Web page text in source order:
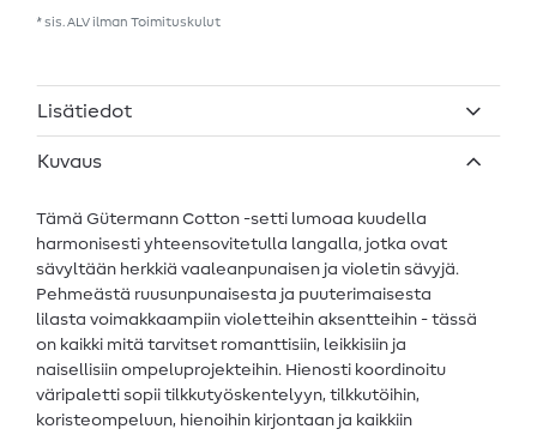
* sis. ALV ilman Toimituskulut
Lisätiedot
Kuvaus
Tämä Gütermann Cotton -setti lumoaa kuudella
harmonisesti yhteensovitetulla langalla, jotka ovat
sävyltään herkkiä vaaleanpunaisen ja violetin sävyjä.
Pehmeästä ruusunpunaisesta ja puuterimaisesta
lilasta voimakkaampiin violetteihin aksentteihin - tässä
on kaikki mitä tarvitset romanttisiin, leikkisiin ja
naisellisiin ompeluprojekteihin. Hienosti koordinoitu
väripaletti sopii tilkkutyöskentelyyn, tilkkutöihin,
koristeompeluun, hienoihin kirjontaan ja kaikkiin